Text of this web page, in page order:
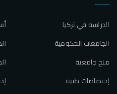
الدراسة في تركيا
الجامعات الحكومية
منح جامعية
إختصاصات طبية